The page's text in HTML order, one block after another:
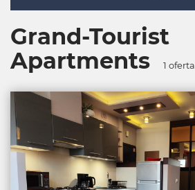
Grand-Tourist
Apartments
1 oferta